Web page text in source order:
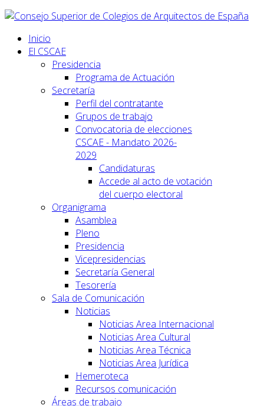
Inicio
El CSCAE
Presidencia
Programa de Actuación
Secretaría
Perfil del contratante
Grupos de trabajo
Convocatoria de elecciones
CSCAE - Mandato 2026-
2029
Candidaturas
Accede al acto de votación
del cuerpo electoral
Organigrama
Asamblea
Pleno
Presidencia
Vicepresidencias
Secretaría General
Tesorería
Sala de Comunicación
Noticias
Noticias Area Internacional
Noticias Area Cultural
Noticias Area Técnica
Noticias Area Jurídica
Hemeroteca
Recursos comunicación
Áreas de trabajo